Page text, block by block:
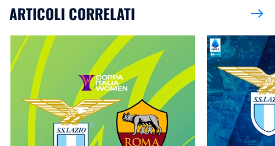
ARTICOLI CORRELATI east